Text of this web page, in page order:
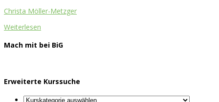
Christa Möller-Metzger
Weiterlesen
Mach mit bei BiG
Erweiterte Kurssuche